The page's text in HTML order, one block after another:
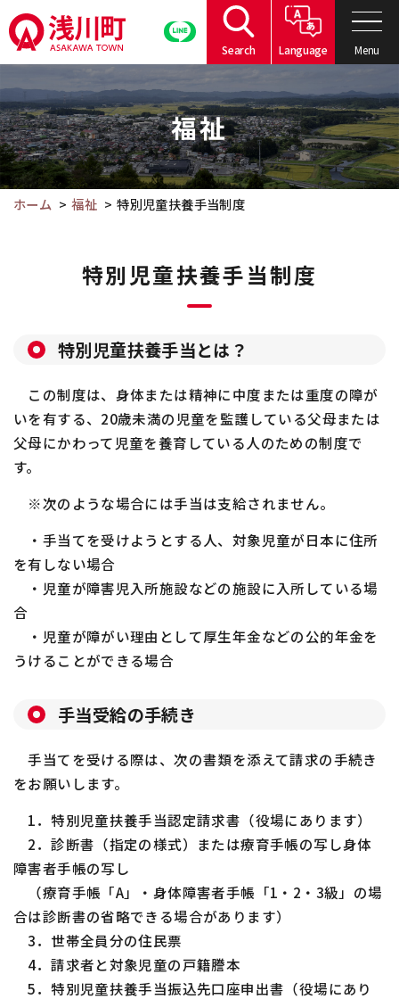
の
ペ
ー
ジ
の
本
文
へ
Search Language Menu
こ
か
ら
本
文
福祉
ホーム 福祉 特別児童扶養手当制度
特別児童扶養手当制度
特別児童扶養手当とは？
この制度は、身体または精神に中度または重度の障が
いを有する、20歳未満の児童を監護している父母または
父母にかわって児童を養育している人のための制度で
す。
※次のような場合には手当は支給されません。
・手当てを受けようとする人、対象児童が日本に住所
を有しない場合
・児童が障害児入所施設などの施設に入所している場
合
・児童が障がい理由として厚生年金などの公的年金を
うけることができる場合
手当受給の手続き
手当てを受ける際は、次の書類を添えて請求の手続き
をお願いします。
1．特別児童扶養手当認定請求書（役場にあります）
2．診断書（指定の様式）または療育手帳の写し身体
障害者手帳の写し
（療育手帳「A」・身体障害者手帳「1・2・3級」の場
合は診断書の省略できる場合があります）
3．世帯全員分の住民票
4．請求者と対象児童の戸籍謄本
5．特別児童扶養手当振込先口座申出書（役場にあり